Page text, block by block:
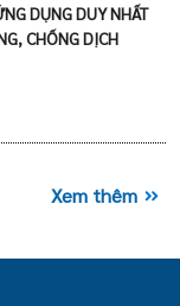
DỤNG DUY NHẤT
CHỐNG DỊCH
Xem thêm